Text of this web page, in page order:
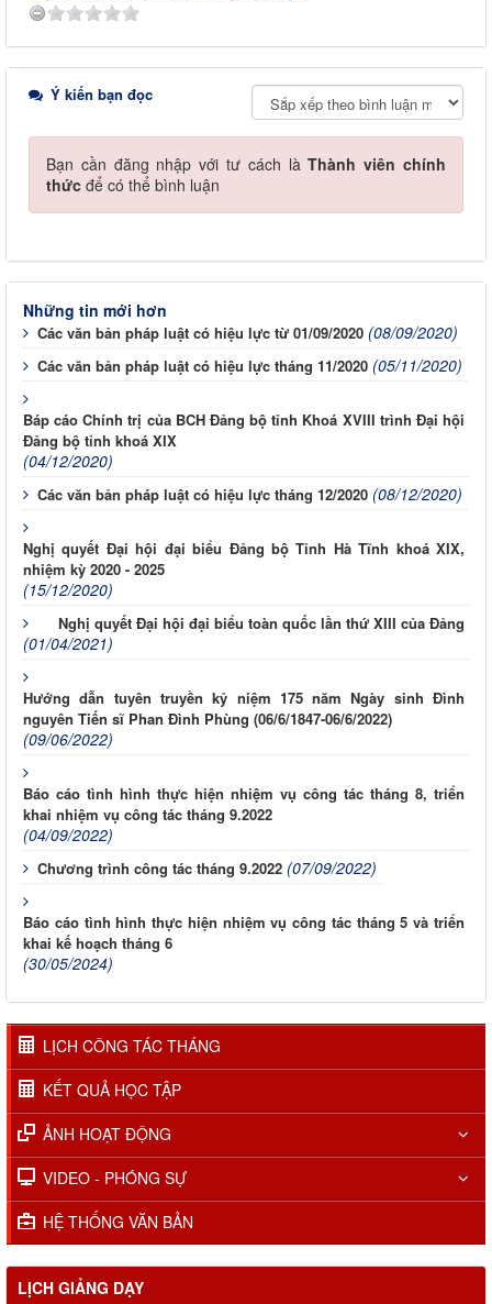
Ý kiến bạn đọc
Bạn cần đăng nhập với tư cách làThành viên chính
thức để có thể bình luận
Những tin mới hơn
Các văn bản pháp luật có hiệu lực từ 01/09/2020 (08/09/2020)
Các văn bản pháp luật có hiệu lực tháng 11/2020 (05/11/2020)
Báp cáo Chính trị của BCH Đảng bộ tỉnh Khoá XVIII trình Đại hội
Đảng bộ tỉnh khoá XIX
(04/12/2020)
Các văn bản pháp luật có hiệu lực tháng 12/2020 (08/12/2020)
Nghị quyết Đại hội đại biểu Đảng bộ Tỉnh Hà Tĩnh khoá XIX,
nhiệm kỳ 2020 - 2025
(15/12/2020)
Nghị quyết Đại hội đại biểu toàn quốc lần thứ XIII của Đảng
(01/04/2021)
Hướng dẫn tuyên truyền kỷ niệm 175 năm Ngày sinh Đình
nguyên Tiến sĩ Phan Đình Phùng (06/6/1847-06/6/2022)
(09/06/2022)
Báo cáo tình hình thực hiện nhiệm vụ công tác tháng 8, triển
khai nhiệm vụ công tác tháng 9.2022
(04/09/2022)
Chương trình công tác tháng 9.2022 (07/09/2022)
Báo cáo tình hình thực hiện nhiệm vụ công tác tháng 5 và triển
khai kế hoạch tháng 6
(30/05/2024)
LỊCH CÔNG TÁC THÁNG
KẾT QUẢ HỌC TẬP
ẢNH HOẠT ĐỘNG
VIDEO - PHÓNG SỰ
HỆ THỐNG VĂN BẢN
LỊCH GIẢNG DẠY